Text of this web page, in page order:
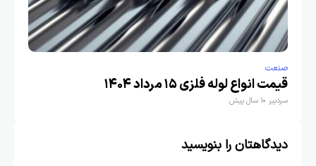
صنعت
قیمت انواع لوله فلزی ۱۵ مرداد ۱۴۰۴
سردبیر 1 سال پیش
دیدگاهتان را بنویسید